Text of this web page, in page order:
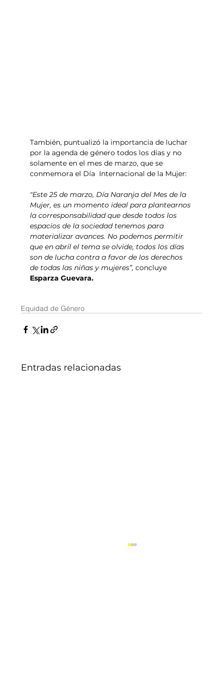
También, puntualizó la importancia de luchar
por la agenda de género todos los días y no
solamente en el mes de marzo, que se
conmemora el Día  Internacional de la Mujer:
"Este 25 de marzo, Día Naranja del Mes de la
Mujer, es un momento ideal para plantearnos
la corresponsabilidad que desde todos los
espacios de la sociedad tenemos para
materializar avances. No podemos permitir
que en abril el tema se olvide, todos los días
son de lucha contra a favor de los derechos
de todas las niñas y mujeres”, concluye
Esparza Guevara.
Equidad de Género
Entradas relacionadas